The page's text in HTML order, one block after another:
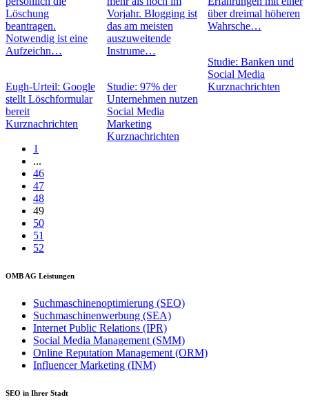
Löschung
beantragen.
Notwendig ist eine
Aufzeichn…
Eugh-Urteil: Google
stellt Löschformular
bereit
Kurznachrichten
Vorjahr. Blogging ist
das am meisten
auszuweitende
Instrume…
Studie: 97% der
Unternehmen nutzen
Social Media
Marketing
Kurznachrichten
über dreimal höheren
Wahrsche…
Studie: Banken und
Social Media
Kurznachrichten
1
...
46
47
48
49
50
51
52
OMB AG Leistungen
Suchmaschinenoptimierung (SEO)
Suchmaschinenwerbung (SEA)
Internet Public Relations (IPR)
Social Media Management (SMM)
Online Reputation Management (ORM)
Influencer Marketing (INM)
SEO in Ihrer Stadt